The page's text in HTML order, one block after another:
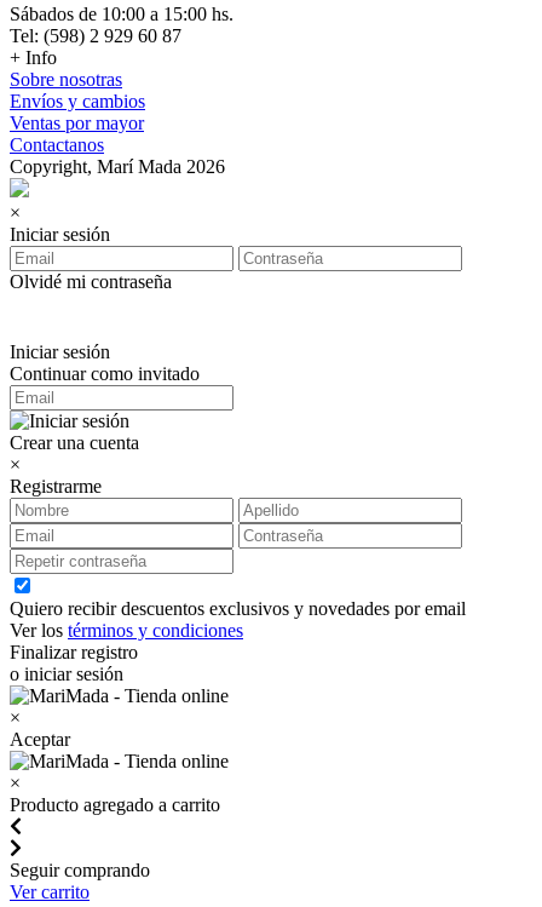
Sábados de 10:00 a 15:00 hs.
Tel: (598) 2 929 60 87
+ Info
Sobre nosotras
Envíos y cambios
Ventas por mayor
Contactanos
Copyright, Marí Mada 2026
×
Iniciar sesión
Olvidé mi contraseña
Iniciar sesión
Continuar como invitado
Crear una cuenta
×
Registrarme
Quiero recibir descuentos exclusivos y novedades por email
Ver los términos y condiciones
Finalizar registro
o iniciar sesión
×
Aceptar
×
Producto agregado a carrito
Seguir comprando
Ver carrito